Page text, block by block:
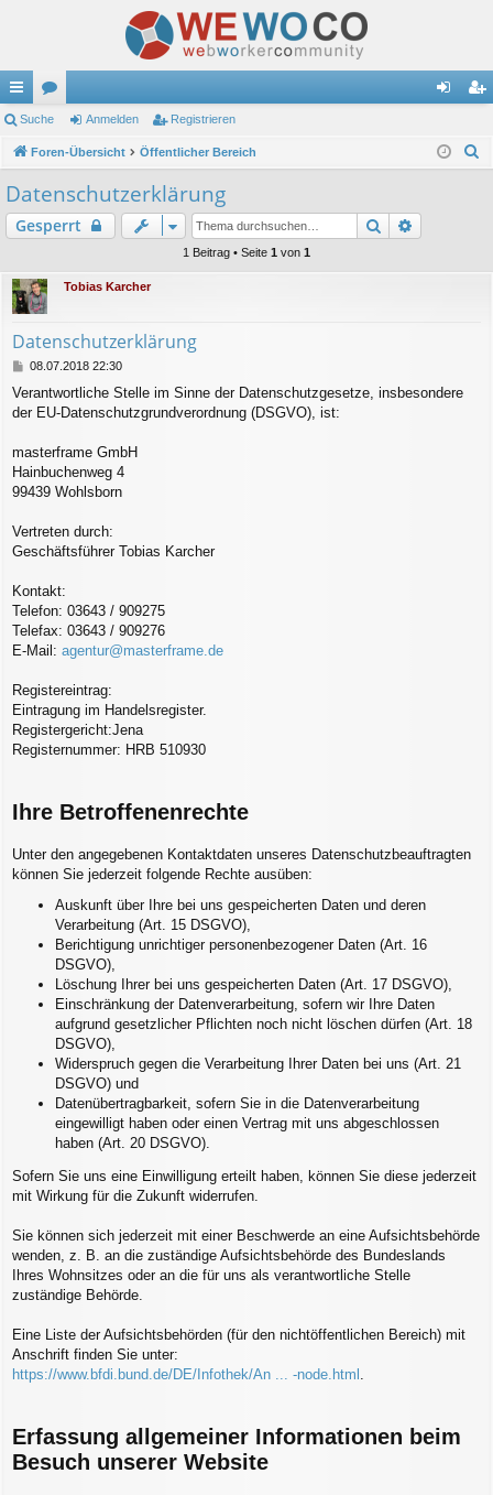
ch
ne
llz
ug
or
en m ist
Suche Anmelden Registrieren
Foren-Übersicht Öffentlicher Bereich
Datenschutzerklärung
Gesperrt Suche
1 Beitrag • Seite 1 von 1
Tobias Karcher
Datenschutzerklärung
B
i
t
a
g
08.07.2018 22:30
Verantwortliche Stelle im Sinne der Datenschutzgesetze, insbesondere
der EU-Datenschutzgrundverordnung (DSGVO), ist:
masterframe GmbH
Hainbuchenweg 4
99439 Wohlsborn
Vertreten durch:
Geschäftsführer Tobias Karcher
Kontakt:
Telefon: 03643 / 909275
Telefax: 03643 / 909276
E-Mail: agentur@masterframe.de
Registereintrag:
Eintragung im Handelsregister.
Registergericht:Jena
Registernummer: HRB 510930
Ihre Betroffenenrechte
Unter den angegebenen Kontaktdaten unseres Datenschutzbeauftragten
können Sie jederzeit folgende Rechte ausüben:
Auskunft über Ihre bei uns gespeicherten Daten und deren
Verarbeitung (Art. 15 DSGVO),
Berichtigung unrichtiger personenbezogener Daten (Art. 16
DSGVO),
Löschung Ihrer bei uns gespeicherten Daten (Art. 17 DSGVO),
Einschränkung der Datenverarbeitung, sofern wir Ihre Daten
aufgrund gesetzlicher Pflichten noch nicht löschen dürfen (Art. 18
DSGVO),
Widerspruch gegen die Verarbeitung Ihrer Daten bei uns (Art. 21
DSGVO) und
Datenübertragbarkeit, sofern Sie in die Datenverarbeitung
eingewilligt haben oder einen Vertrag mit uns abgeschlossen
haben (Art. 20 DSGVO).
Sofern Sie uns eine Einwilligung erteilt haben, können Sie diese jederzeit
mit Wirkung für die Zukunft widerrufen.
Sie können sich jederzeit mit einer Beschwerde an eine Aufsichtsbehörde
wenden, z. B. an die zuständige Aufsichtsbehörde des Bundeslands
Ihres Wohnsitzes oder an die für uns als verantwortliche Stelle
zuständige Behörde.
Eine Liste der Aufsichtsbehörden (für den nichtöffentlichen Bereich) mit
Anschrift finden Sie unter:
https://www.bfdi.bund.de/DE/Infothek/An ... -node.html .
Erfassung allgemeiner Informationen beim
Besuch unserer Website